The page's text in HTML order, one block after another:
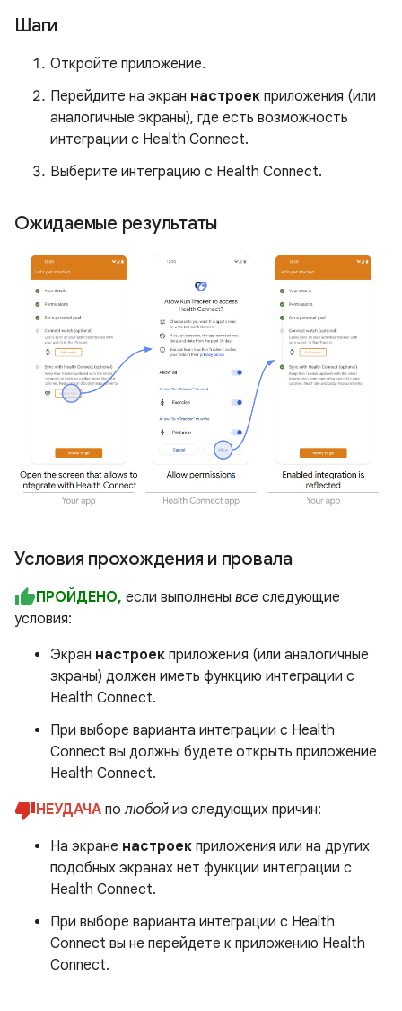
Шаги
Откройте приложение.
Перейдите на экран настроек приложения (или
аналогичные экраны), где есть возможность
интеграции с Health Connect.
Выберите интеграцию с Health Connect.
Ожидаемые результаты
Условия прохождения и провала
ПРОЙДЕНО, если выполнены все следующие
условия:
Экран настроек приложения (или аналогичные
экраны) должен иметь функцию интеграции с
Health Connect.
При выборе варианта интеграции с Health
Connect вы должны будете открыть приложение
Health Connect.
НЕУДАЧА полюбой из следующих причин:
На экране настроек приложения или на других
подобных экранах нет функции интеграции с
Health Connect.
При выборе варианта интеграции с Health
Connect вы не перейдете к приложению Health
Connect.